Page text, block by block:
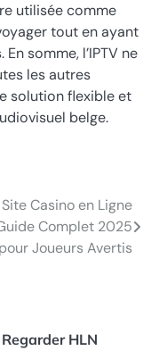
utilisée comme
tout en ayant
somme, l’IPTV ne
les autres
solution flexible et
belge.
Casino en Ligne
Complet 2025
pour Joueurs Avertis
HLN